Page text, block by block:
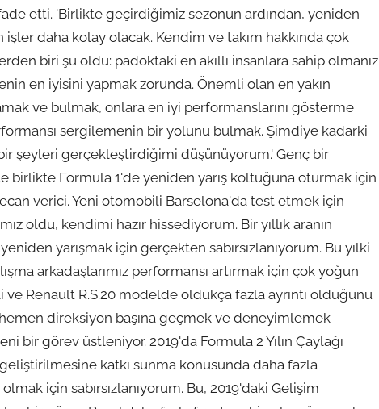
etti. 'Birlikte geçirdiğimiz sezonun ardından, yeniden
işler daha kolay olacak. Kendim ve takım hakkında çok
biri şu oldu: padoktaki en akıllı insanlara sahip olmanız
en iyisini yapmak zorunda. Önemli olan en yakın
ve bulmak, onlara en iyi performanslarını gösterme
sergilemenin bir yolunu bulmak. Şimdiye kadarki
şeyleri gerçekleştirdiğimi düşünüyorum.' Genç bir
birlikte Formula 1'de yeniden yarış koltuğuna oturmak için
verici. Yeni otomobili Barselona'da test etmek için
oldu, kendimi hazır hissediyorum. Bir yıllık aranın
yarışmak için gerçekten sabırsızlanıyorum. Bu yılki
arkadaşlarımız performansı artırmak için çok yoğun
ve Renault R.S.20 modelde oldukça fazla ayrıntı olduğunu
direksiyon başına geçmek ve deneyimlemek
bir görev üstleniyor. 2019'da Formula 2 Yılın Çaylağı
katkı sunma konusunda daha fazla
için sabırsızlanıyorum. Bu, 2019'daki Gelişim